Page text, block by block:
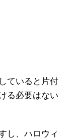
ていると片付
る必要はない
し、ハロウィ